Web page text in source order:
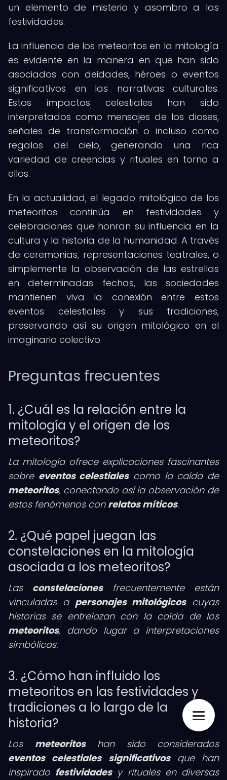
un elemento de misterio y asombro a las
festividades.
La influencia de los meteoritos en la mitología
es evidente en la manera en que han sido
asociados con deidades, héroes o eventos
significativos en las narrativas culturales.
Estos impactos celestiales han sido
interpretados como mensajes de los dioses,
señales de transformación o incluso como
regalos del cielo, generando una rica
variedad de creencias y rituales en torno a
ellos.
En la actualidad, el legado mitológico de los
meteoritos continúa en festividades y
celebraciones que honran su influencia en la
cultura y la historia de la humanidad. A través
de ceremonias, representaciones teatrales, o
simplemente la observación de las estrellas
en determinadas fechas, las sociedades
mantienen viva la conexión entre estos
eventos celestiales y sus tradiciones,
preservando así su origen mitológico en el
imaginario colectivo.
Preguntas frecuentes
1. ¿Cuál es la relación entre la
mitología y el origen de los
meteoritos?
La mitología ofrece explicaciones fascinantes
sobre eventos celestialescomo la caída de
meteoritos, conectando así la observación de
estos fenómenos con relatos míticos.
2. ¿Qué papel juegan las
constelaciones en la mitología
asociada a los meteoritos?
Las constelacionesfrecuentemente están
vinculadas a personajes mitológicoscuyas
historias se entrelazan con la caída de los
meteoritos, dando lugar a interpretaciones
simbólicas.
3. ¿Cómo han influido los
meteoritos en las festividades y
tradiciones a lo largo de la
historia?
Los meteoritoshan sido considerados
eventos celestiales significativosque han
inspirado festividadesy rituales en diversas